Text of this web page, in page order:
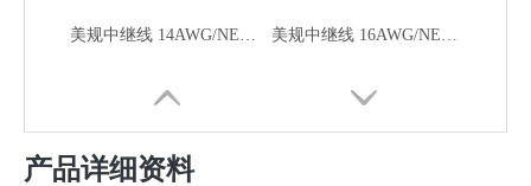
美规中继线 14AWG/NEMA 5-15P接C13插座/15A/1.8M 美规中继线 16AWG/NEMA 5-15P接C13插座/13A/1.8M
产品详细资料